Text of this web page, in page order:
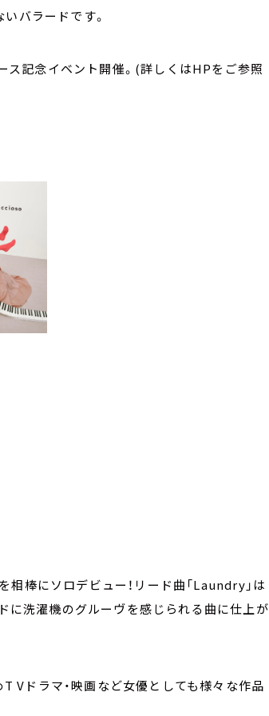
バラードです。
ス記念イベント開催。(詳しくはHPをご参照
棒にソロデビュー！リード曲「Laundry」は
に洗濯機のグルーヴを感じられる曲に仕上が
Vドラマ・映画など女優としても様々な作品